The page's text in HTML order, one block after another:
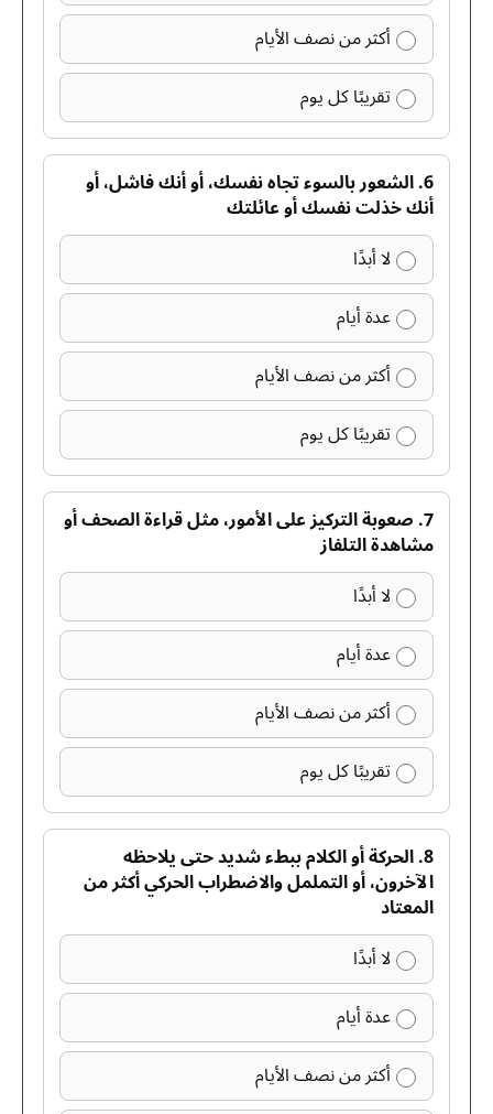
أكثر من نصف الأيام
تقريبًا كل يوم
6. الشعور بالسوء تجاه نفسك، أو أنك فاشل، أو
أنك خذلت نفسك أو عائلتك
لا أبدًا
عدة أيام
أكثر من نصف الأيام
تقريبًا كل يوم
7. صعوبة التركيز على الأمور، مثل قراءة الصحف أو
مشاهدة التلفاز
لا أبدًا
عدة أيام
أكثر من نصف الأيام
تقريبًا كل يوم
8. الحركة أو الكلام ببطء شديد حتى يلاحظه
الآخرون، أو التململ والاضطراب الحركي أكثر من
المعتاد
لا أبدًا
عدة أيام
أكثر من نصف الأيام